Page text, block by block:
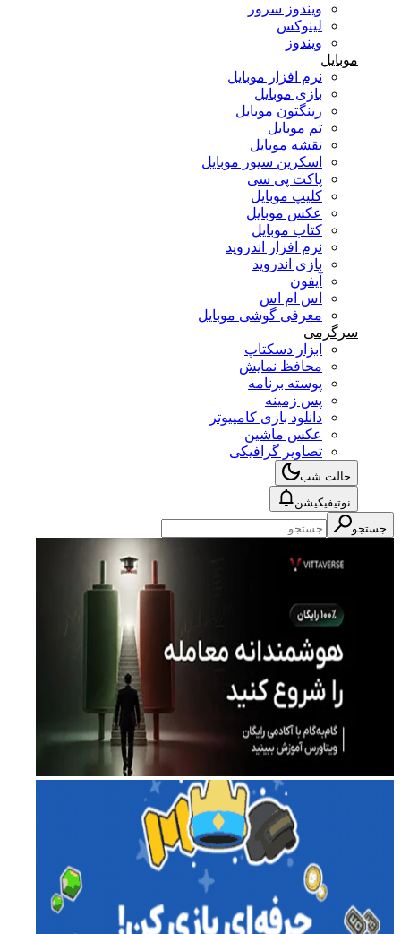
ویندوز سرور
لینوکس
ویندوز
موبایل
نرم افزار موبایل
بازی موبایل
رینگتون موبایل
تم موبایل
نقشه موبایل
اسکرین سیور موبایل
پاکت پی سی
کلیپ موبایل
عکس موبایل
کتاب موبایل
نرم افزار اندروید
بازی اندروید
آیفون
اس ام اس
معرفی گوشی موبایل
سرگرمی
ابزار دسکتاپ
محافظ نمایش
پوسته برنامه
پس زمینه
دانلود بازی کامپیوتر
عکس ماشین
تصاویر گرافیکی
حالت شب
نوتیفیکیشن
جستجو